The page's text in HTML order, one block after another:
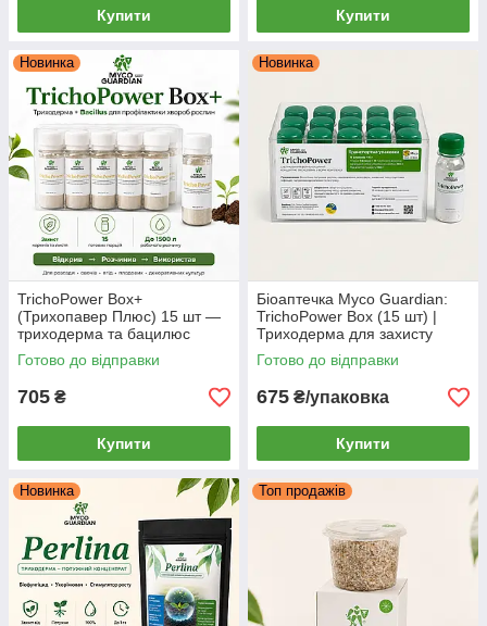
Купити Купити
Новинка
TrichoPower Box+
(Трихопавер Плюс) 15 шт —
триходерма та бацилюс
(сінна паличка) від хвороб
рослин Myco Guardian
Готово до відправки
705 ₴
Купити
Новинка
Біоаптечка Myco Guardian:
TrichoPower Box (15 шт) |
Триходерма для захисту
рослин від грибкових хвороб |
1 фл = 1 обробка на 10 л
Готово до відправки
675 ₴/упаковка
Купити
Новинка Топ продажів